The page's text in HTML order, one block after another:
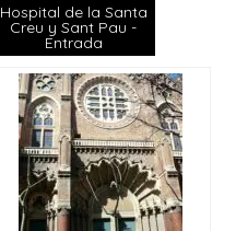
Hospital de la Santa
Creu y Sant Pau -
Entrada